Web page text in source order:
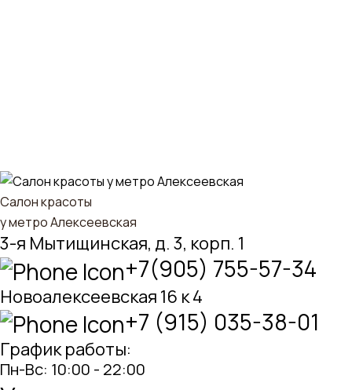
Салон красоты
у метро Алексеевская
3-я Мытищинская, д. 3, корп. 1
+7(905) 755-57-34
Новоалексеевская 16 к 4
+7 (915) 035-38-01
График работы:
Пн-Вс: 10:00 - 22:00